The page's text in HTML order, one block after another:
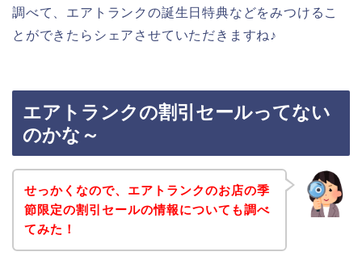
調べて、エアトランクの誕生日特典などをみつけるこ
とができたらシェアさせていただきますね♪
エアトランクの割引セールってない
のかな～
せっかくなので、エアトランクのお店の季
節限定の割引セールの情報についても調べ
てみた！